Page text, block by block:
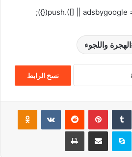
الهجرة واللجوء
نسخ الرابط
لينكدإن بينتيريست
سكايب